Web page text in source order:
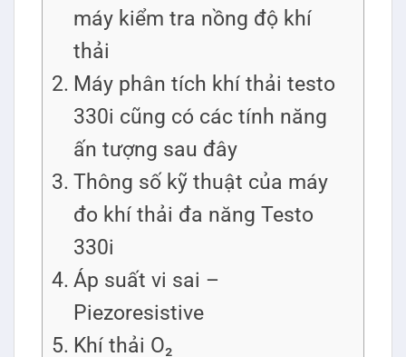
máy kiểm tra nồng độ khí
thải
Máy phân tích khí thải testo
330i cũng có các tính năng
ấn tượng sau đây
Thông số kỹ thuật của máy
đo khí thải đa năng Testo
330i
Áp suất vi sai –
Piezoresistive
Khí thải O₂